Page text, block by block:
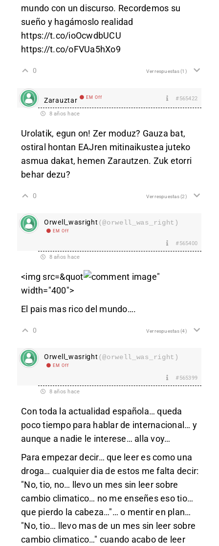
mundo con un discurso. Recordemos su
sueño y hagámoslo realidad
https://t.co/ioOcwdbUCU
https://t.co/oFVUa5hXo9
0 Ver respuestas(1)
Zarauztar EM Off #565422
8 años hace
Urolatik, egun on! Zer moduz? Gauza bat,
ostiral hontan EAJren mitinaikustea juteko
asmua dakat, hemen Zarautzen. Zuk etorri
behar dezu?
0 Ver respuestas(2)
Orwell_wasright (@orwell_was_right)
EM Off
#565400
8 años hace
<img src=&quot
"
width="400">
El pais mas rico del mundo….
0 Ver respuestas(4)
Orwell_wasright (@orwell_was_right)
EM Off
#565399
8 años hace
Con toda la actualidad española… queda
poco tiempo para hablar de internacional… y
aunque a nadie le interese… alla voy…
Para empezar decir… que leer es como una
droga… cualquier dia de estos me falta decir:
"No, tio, no… llevo un mes sin leer sobre
cambio climatico… no me enseñes eso tio…
que pierdo la cabeza…"… o mentir en plan…
"No, tio… llevo mas de un mes sin leer sobre
cambio climatico…" cuando acabo de leer